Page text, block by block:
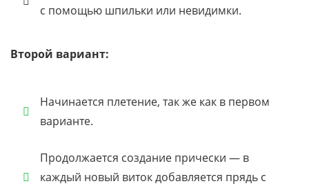
с помощью шпильки или невидимки.
Второй вариант:
Начинается плетение, так же как в первом
варианте.
Продолжается создание прически — в
каждый новый виток добавляется прядь с